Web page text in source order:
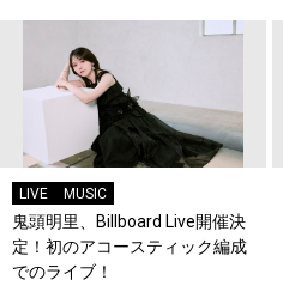
LIVE MUSIC
鬼頭明里、Billboard Live開催決
定！初のアコースティック編成
でのライブ！